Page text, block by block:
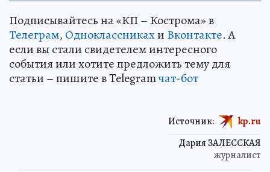
Подписывайтесь на «КП – Кострома» в
Телеграм, Одноклассникахи Вконтакте. А
если вы стали свидетелем интересного
события или хотите предложить тему для
статьи – пишите в Telegramчат-бот
Дария ЗАЛЕССКАЯ
журналист
Источник: kp.ru